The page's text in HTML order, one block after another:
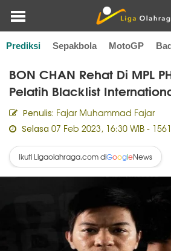
Prediksi Sepakbola MotoGP
Home Esports
BON CHAN Rehat Di MPL
Pelatih Blacklist
Penulis: Fajar Muhammad Fajar
Selasa 07 Feb 2023, 16:30 WIB -
Ikuti Ligaolahraga.com diGoogleNews